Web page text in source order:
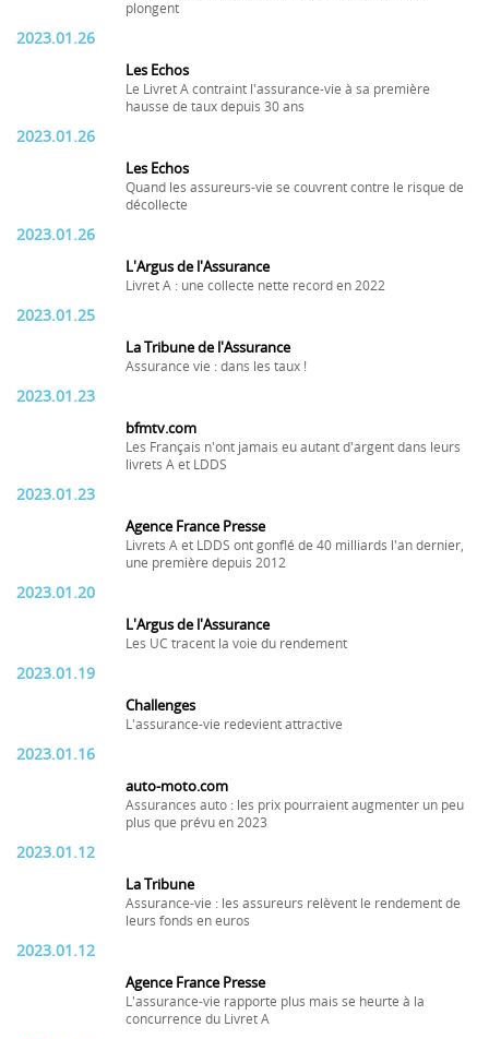
plongent
2023.01.26
Les Echos
Le Livret A contraint l'assurance-vie à sa première
hausse de taux depuis 30 ans
2023.01.26
Les Echos
Quand les assureurs-vie se couvrent contre le risque de
décollecte
2023.01.26
L'Argus de l'Assurance
Livret A : une collecte nette record en 2022
2023.01.25
La Tribune de l'Assurance
Assurance vie : dans les taux !
2023.01.23
bfmtv.com
Les Français n'ont jamais eu autant d'argent dans leurs
livrets A et LDDS
2023.01.23
Agence France Presse
Livrets A et LDDS ont gonflé de 40 milliards l'an dernier,
une première depuis 2012
2023.01.20
L'Argus de l'Assurance
Les UC tracent la voie du rendement
2023.01.19
Challenges
L'assurance-vie redevient attractive
2023.01.16
auto-moto.com
Assurances auto : les prix pourraient augmenter un peu
plus que prévu en 2023
2023.01.12
La Tribune
Assurance-vie : les assureurs relèvent le rendement de
leurs fonds en euros
2023.01.12
Agence France Presse
L'assurance-vie rapporte plus mais se heurte à la
concurrence du Livret A